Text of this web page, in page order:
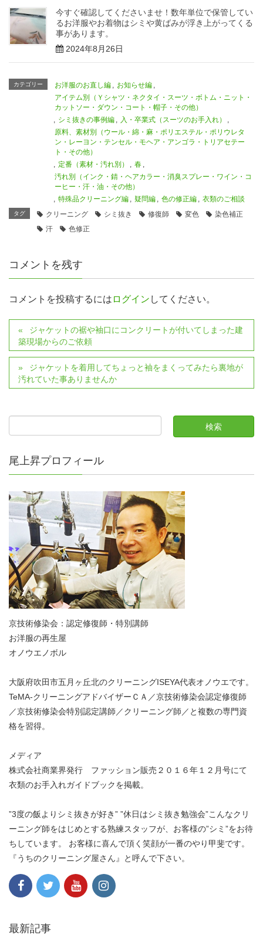
今すぐ確認してくださいませ！数年単位で保管してい
るお洋服やお着物はシミや黄ばみが浮き上がってくる
事があります。
2024年8月26日
カテゴリー お洋服のお直し編 , お知らせ編 ,
アイテム別（Ｙシャツ・ネクタイ・スーツ・ボトム・ニット・
カットソー・ダウン・コート・帽子・その他）
, シミ抜きの事例編 , 入・卒業式（スーツのお手入れ）
,
原料、素材別（ウール・綿・麻・ポリエステル・ポリウレタ
ン・レーヨン・テンセル・モヘア・アンゴラ・トリアセテー
ト・その他）
, 定番（素材・汚れ別） , 春 ,
汚れ別（インク・錆・ヘアカラー・消臭スプレー・ワイン・コ
ーヒー・汗・油・その他）
, 特殊品クリーニング編 , 疑問編 , 色の修正編 , 衣類のご相談
タグ クリーニング シミ抜き 修復師 変色
染色補正
汗
色修正
コメントを残す
コメントを投稿するには ログイン してください。
ジャケットの裾や袖口にコンクリートが付いてしまった建
築現場からのご依頼
ジャケットを着用してちょっと袖をまくってみたら裏地が
汚れていた事ありませんか
尾上昇プロフィール
京技術修染会：認定修復師・特別講師
お洋服の再生屋
オノウエノボル
大阪府吹田市五月ヶ丘北のクリーニングISEYA代表オノウエです。
TeMA-クリーニングアドバイザーＣＡ／京技術修染会認定修復師
／京技術修染会特別認定講師／クリーニング師／と複数の専門資
格を習得。
メディア
株式会社商業界発行 ファッション販売２０１６年１２月号にて
衣類のお手入れガイドブックを掲載。
”3度の飯よりシミ抜きが好き” ”休日はシミ抜き勉強会”こんなクリ
ーニング師をはじめとする熟練スタッフが、お客様の”シミ”をお待
ちしています。 お客様に喜んで頂く笑顔が一番のやり甲斐です。
『うちのクリーニング屋さん』と呼んで下さい。
最新記事